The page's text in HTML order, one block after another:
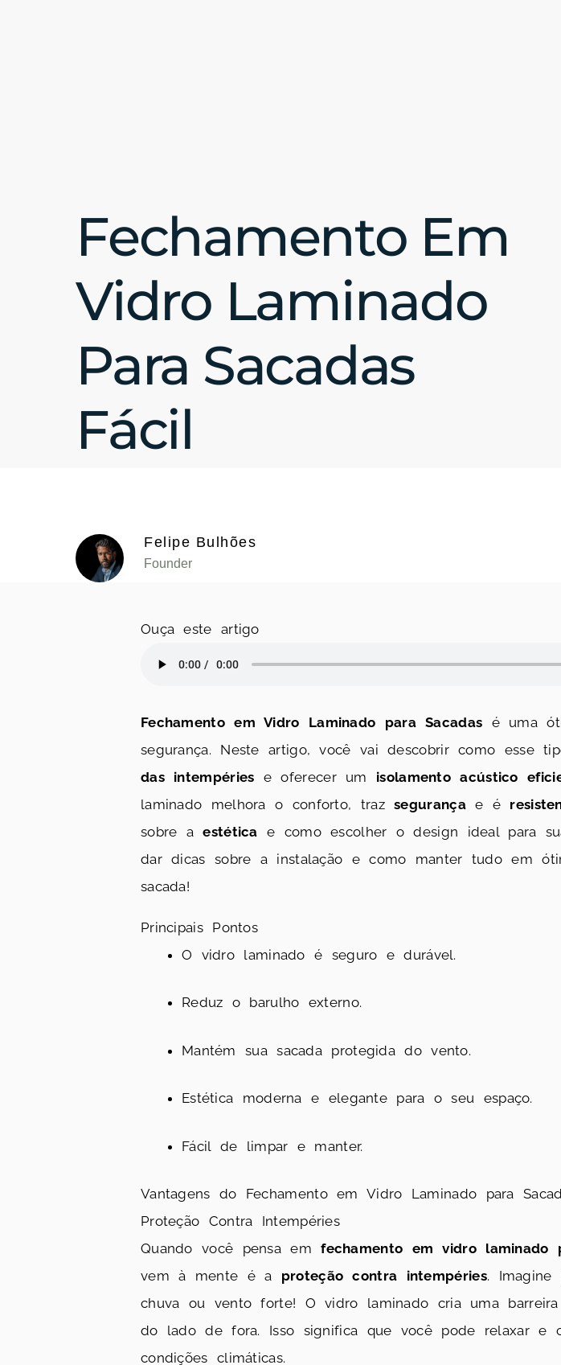
Fechamento Em
Vidro Laminado
Para Sacadas
Fácil
Felipe Bulhões
Founder
Ouça este artigo
Fechamento em Vidro Laminado para Sacadas é uma
segurança. Neste artigo, você vai descobrir como esse
das intempéries e oferecer um isolamento acústico
laminado melhora o conforto, trazsegurançae é
sobre aestética e como escolher o design ideal para
dar dicas sobre a instalação e como manter tudo em
sacada!
Principais Pontos
O vidro laminado é seguro e durável.
Reduz o barulho externo.
Mantém sua sacada protegida do vento.
Estética moderna e elegante para o seu espaço.
Fácil de limpar e manter.
Vantagens do Fechamento em Vidro Laminado para
Proteção Contra Intempéries
Quando você pensa emfechamento em vidro laminado
vem à mente é a proteção contra intempéries. Imagine
chuva ou vento forte! O vidro laminado cria uma
do lado de fora. Isso significa que você pode relaxar e
condições climáticas.